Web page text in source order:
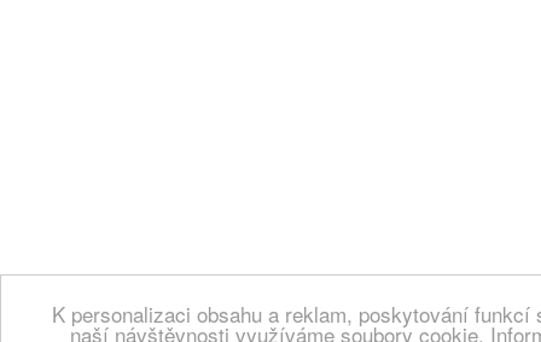
K personalizaci obsahu a reklam, poskytování
naší návštěvnosti využíváme soubory cookie.